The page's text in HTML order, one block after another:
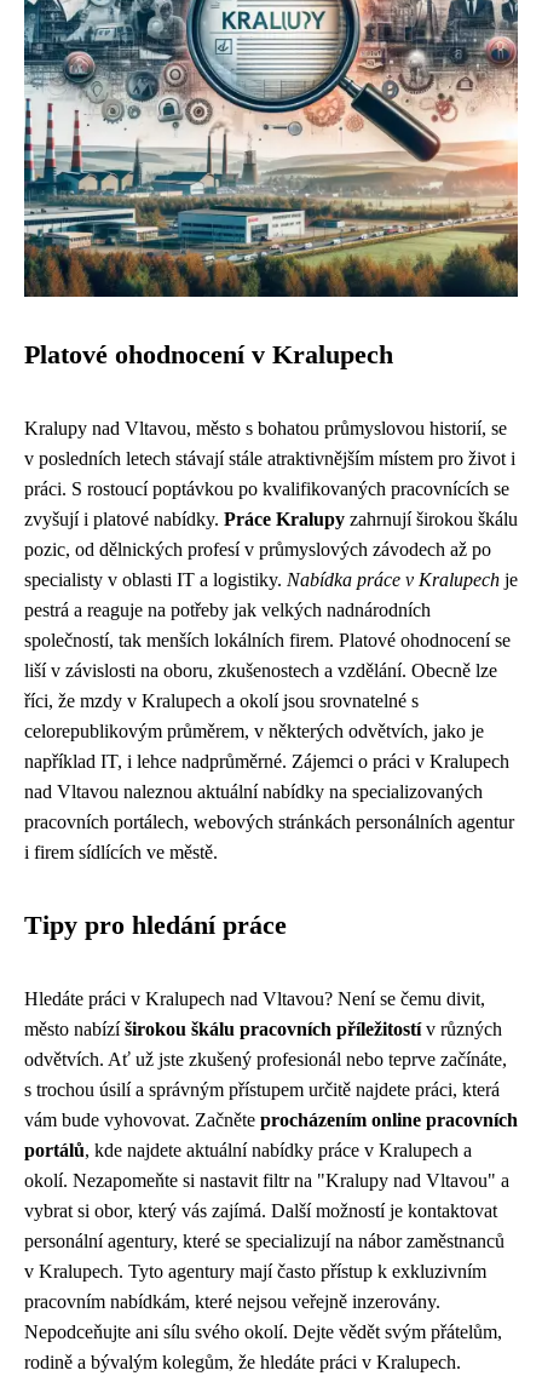
Platové ohodnocení v Kralupech
Kralupy nad Vltavou, město s bohatou průmyslovou historií, se
v posledních letech stávají stále atraktivnějším místem pro život i
práci. S rostoucí poptávkou po kvalifikovaných pracovnících se
zvyšují i platové nabídky. Práce Kralupy zahrnují širokou škálu
pozic, od dělnických profesí v průmyslových závodech až po
specialisty v oblasti IT a logistiky. Nabídka práce v Kralupech je
pestrá a reaguje na potřeby jak velkých nadnárodních
společností, tak menších lokálních firem. Platové ohodnocení se
liší v závislosti na oboru, zkušenostech a vzdělání. Obecně lze
říci, že mzdy v Kralupech a okolí jsou srovnatelné s
celorepublikovým průměrem, v některých odvětvích, jako je
například IT, i lehce nadprůměrné. Zájemci o práci v Kralupech
nad Vltavou naleznou aktuální nabídky na specializovaných
pracovních portálech, webových stránkách personálních agentur
i firem sídlících ve městě.
Tipy pro hledání práce
Hledáte práci v Kralupech nad Vltavou? Není se čemu divit,
město nabízíširokou škálu pracovních příležitostív různých
odvětvích. Ať už jste zkušený profesionál nebo teprve začínáte,
s trochou úsilí a správným přístupem určitě najdete práci, která
vám bude vyhovovat. Začněte procházením online pracovních
portálů, kde najdete aktuální nabídky práce v Kralupech a
okolí. Nezapomeňte si nastavit filtr na "Kralupy nad Vltavou" a
vybrat si obor, který vás zajímá. Další možností je kontaktovat
personální agentury, které se specializují na nábor zaměstnanců
v Kralupech. Tyto agentury mají často přístup k exkluzivním
pracovním nabídkám, které nejsou veřejně inzerovány.
Nepodceňujte ani sílu svého okolí. Dejte vědět svým přátelům,
rodině a bývalým kolegům, že hledáte práci v Kralupech.